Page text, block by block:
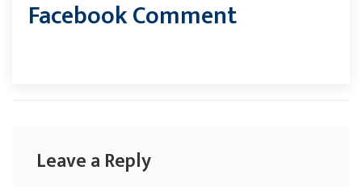
Facebook Comment
Leave a Reply